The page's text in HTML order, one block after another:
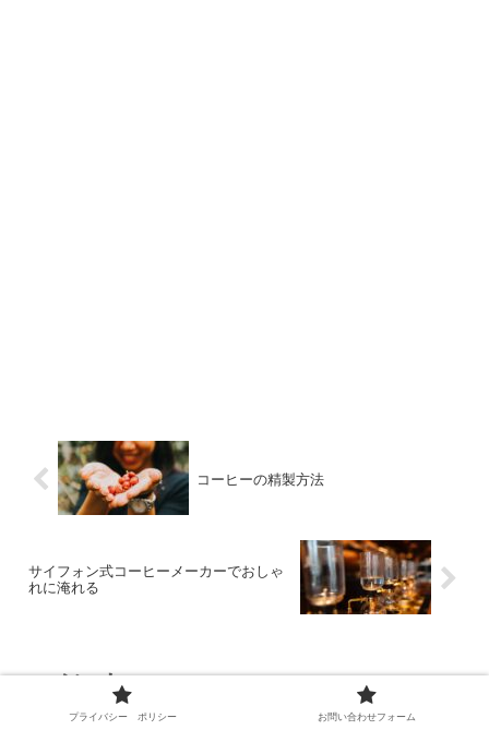
コーヒーの精製方法
サイフォン式コーヒーメーカーでおしゃ
れに淹れる
コメント
プライバシー ポリシー お問い合わせフォーム